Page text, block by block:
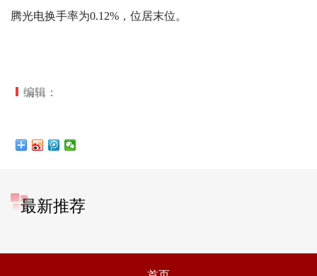
腾光电换手率为0.12%，位居末位。
编辑：
最新推荐